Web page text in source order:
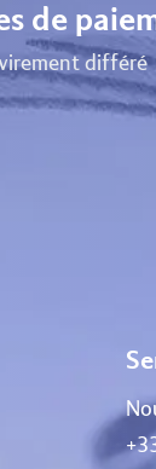
de
différé